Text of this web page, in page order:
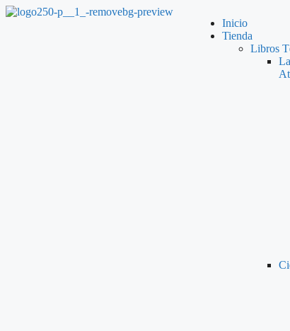
Inicio
Tienda
Libros